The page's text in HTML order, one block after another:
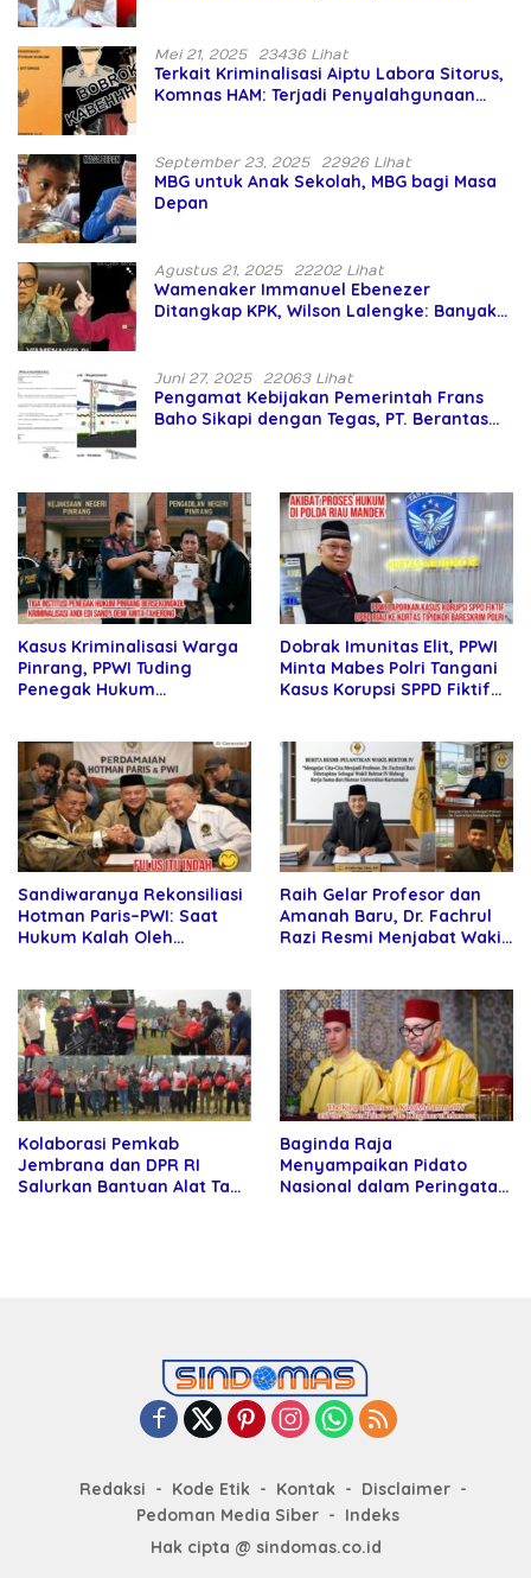
Mei 21, 2025 23436 Lihat
Terkait Kriminalisasi Aiptu Labora Sitorus,
Komnas HAM: Terjadi Penyalahgunaan
September 23, 2025 22926 Lihat
MBG untuk Anak Sekolah, MBG bagi Masa
Depan
Agustus 21, 2025 22202 Lihat
Wamenaker Immanuel Ebenezer
Ditangkap KPK, Wilson Lalengke: Banyak
Juni 27, 2025 22063 Lihat
Pengamat Kebijakan Pemerintah Frans
Baho Sikapi dengan Tegas, PT. Berantas
Kasus Kriminalisasi Warga
Pinrang, PPWI Tuding
Penegak Hukum
Dobrak Imunitas Elit, PPWI
Minta Mabes Polri Tangani
Kasus Korupsi SPPD Fiktif
Sandiwaranya Rekonsiliasi
Hotman Paris–PWI: Saat
Hukum Kalah Oleh
Raih Gelar Profesor dan
Amanah Baru, Dr. Fachrul
Razi Resmi Menjabat Wakil
Kolaborasi Pemkab
Jembrana dan DPR RI
Salurkan Bantuan Alat Tani
Baginda Raja
Menyampaikan Pidato
Nasional dalam Peringatan
Redaksi Kode Etik Kontak
Disclaimer
Pedoman Media Siber
Indeks
Hak cipta @ sindomas.co.id